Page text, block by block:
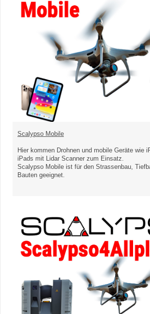
Scalypso Mobile
Hier kommen Drohnen und mobile Geräte wie
iPads mit Lidar Scanner zum Einsatz.
Scalypso Mobile ist für den Strassenbau,
Bauten geeignet.